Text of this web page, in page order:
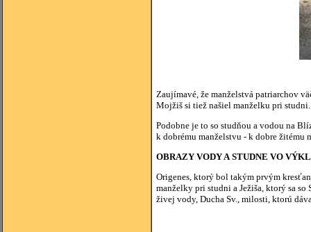
Zaujímavé, že manželstvá patriarchov
Mojžiš si tiež našiel manželku pri
Podobne je to so studňou a vodou na
k dobrému manželstvu - k dobre
OBRAZY VODY A STUDNE VO
Origenes, ktorý bol takým prvým
manželky pri studni a Ježiša, ktorý sa
živej vody, Ducha Sv., milosti, ktorú